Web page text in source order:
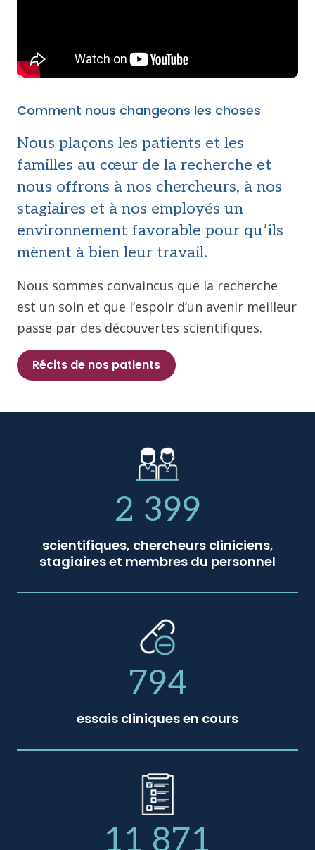
Comment nous changeons les choses
Nous plaçons les patients et les
familles au cœur de la recherche et
nous offrons à nos chercheurs, à nos
stagiaires et à nos employés un
environnement favorable pour qu’ils
mènent à bien leur travail.
Nous sommes convaincus que la recherche
est un soin et que l’espoir d’un avenir meilleur
passe par des découvertes scientifiques.
Récits de nos patients
2 399
scientifiques, chercheurs cliniciens,
stagiaires et membres du personnel
794
essais cliniques en cours
11 871